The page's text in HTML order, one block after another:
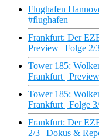
Flughafen
#flughafen
Frankfurt: Der
Preview | Folge 2/
Tower 185:
Frankfurt |
Tower 185:
Frankfurt | Folge
Frankfurt: Der
2/3 | Dokus &